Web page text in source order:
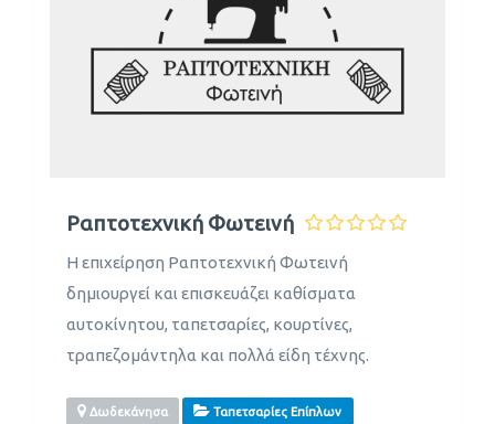
Ραπτοτεχνική Φωτεινή
Η επιχείρηση Ραπτοτεχνική Φωτεινή
δημιουργεί και επισκευάζει καθίσματα
αυτοκίνητου, ταπετσαρίες, κουρτίνες,
τραπεζομάντηλα και πολλά είδη τέχνης.
Δωδεκάνησα Ταπετσαρίες Επίπλων